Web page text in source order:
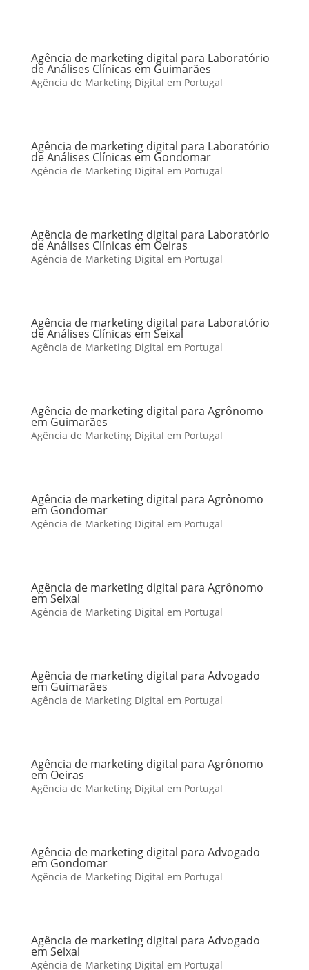
Agência de marketing digital para Laboratório
de Análises Clínicas em Guimarães
Agência de Marketing Digital em Portugal
Agência de marketing digital para Laboratório
de Análises Clínicas em Gondomar
Agência de Marketing Digital em Portugal
Agência de marketing digital para Laboratório
de Análises Clínicas em Oeiras
Agência de Marketing Digital em Portugal
Agência de marketing digital para Laboratório
de Análises Clínicas em Seixal
Agência de Marketing Digital em Portugal
Agência de marketing digital para Agrônomo
em Guimarães
Agência de Marketing Digital em Portugal
Agência de marketing digital para Agrônomo
em Gondomar
Agência de Marketing Digital em Portugal
Agência de marketing digital para Agrônomo
em Seixal
Agência de Marketing Digital em Portugal
Agência de marketing digital para Advogado
em Guimarães
Agência de Marketing Digital em Portugal
Agência de marketing digital para Agrônomo
em Oeiras
Agência de Marketing Digital em Portugal
Agência de marketing digital para Advogado
em Gondomar
Agência de Marketing Digital em Portugal
Agência de marketing digital para Advogado
em Seixal
Agência de Marketing Digital em Portugal